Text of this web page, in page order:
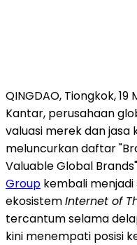
QINGDAO, Tiongkok,19
Kantar, perusahaan
valuasi merek dan jasa
meluncurkan daftar
Valuable Global
Group kembali
ekosistemInternet of
tercantum selama
kini menempati posisi